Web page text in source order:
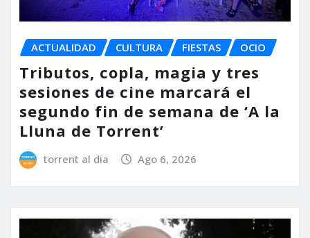
ACTUALIDAD CULTURA FIESTAS OCIO
Tributos, copla, magia y tres
sesiones de cine marcará el
segundo fin de semana de ‘A la
Lluna de Torrent’
torrent al dia Ago 6, 2026